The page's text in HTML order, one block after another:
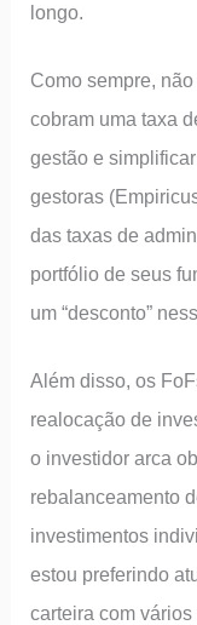
longo.
Como sempre,
cobram uma taxa
gestão e
gestoras
das taxas de
portfólio de seus
um “desconto”
Além disso, os
realocação de
o investidor arca
rebalanceamento
investimentos
estou preferindo
carteira com